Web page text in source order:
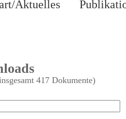
Aktuelles
417 Dokumente)